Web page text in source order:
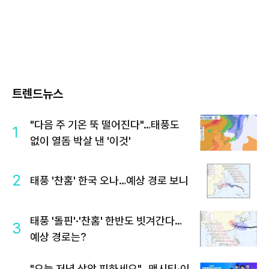
트렌드뉴스
1
"다음 주 기온 뚝 떨어진다"…태풍도
없이 열돔 박살 낸 '이것'
2 태풍 '찬홈' 한국 오나…예상 경로 보니
3
태풍 '돌핀'·'찬홈' 한반도 빗겨간다…
예상 경로는?